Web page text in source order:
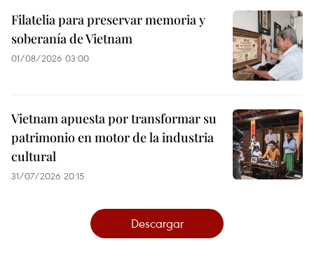
Filatelia para preservar memoria y
soberanía de Vietnam
01/08/2026 03:00
Vietnam apuesta por transformar su
patrimonio en motor de la industria
cultural
31/07/2026 20:15
Descargar